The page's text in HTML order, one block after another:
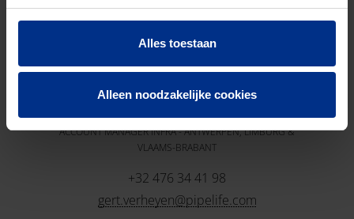
Alles toestaan
Alleen noodzakelijke cookies
ACCOUNT MANAGER INFRA - ANTWERPEN, LIMBURG &
VLAAMS-BRABANT
+32 476 34 41 98
gert.verheyen@pipelife.com